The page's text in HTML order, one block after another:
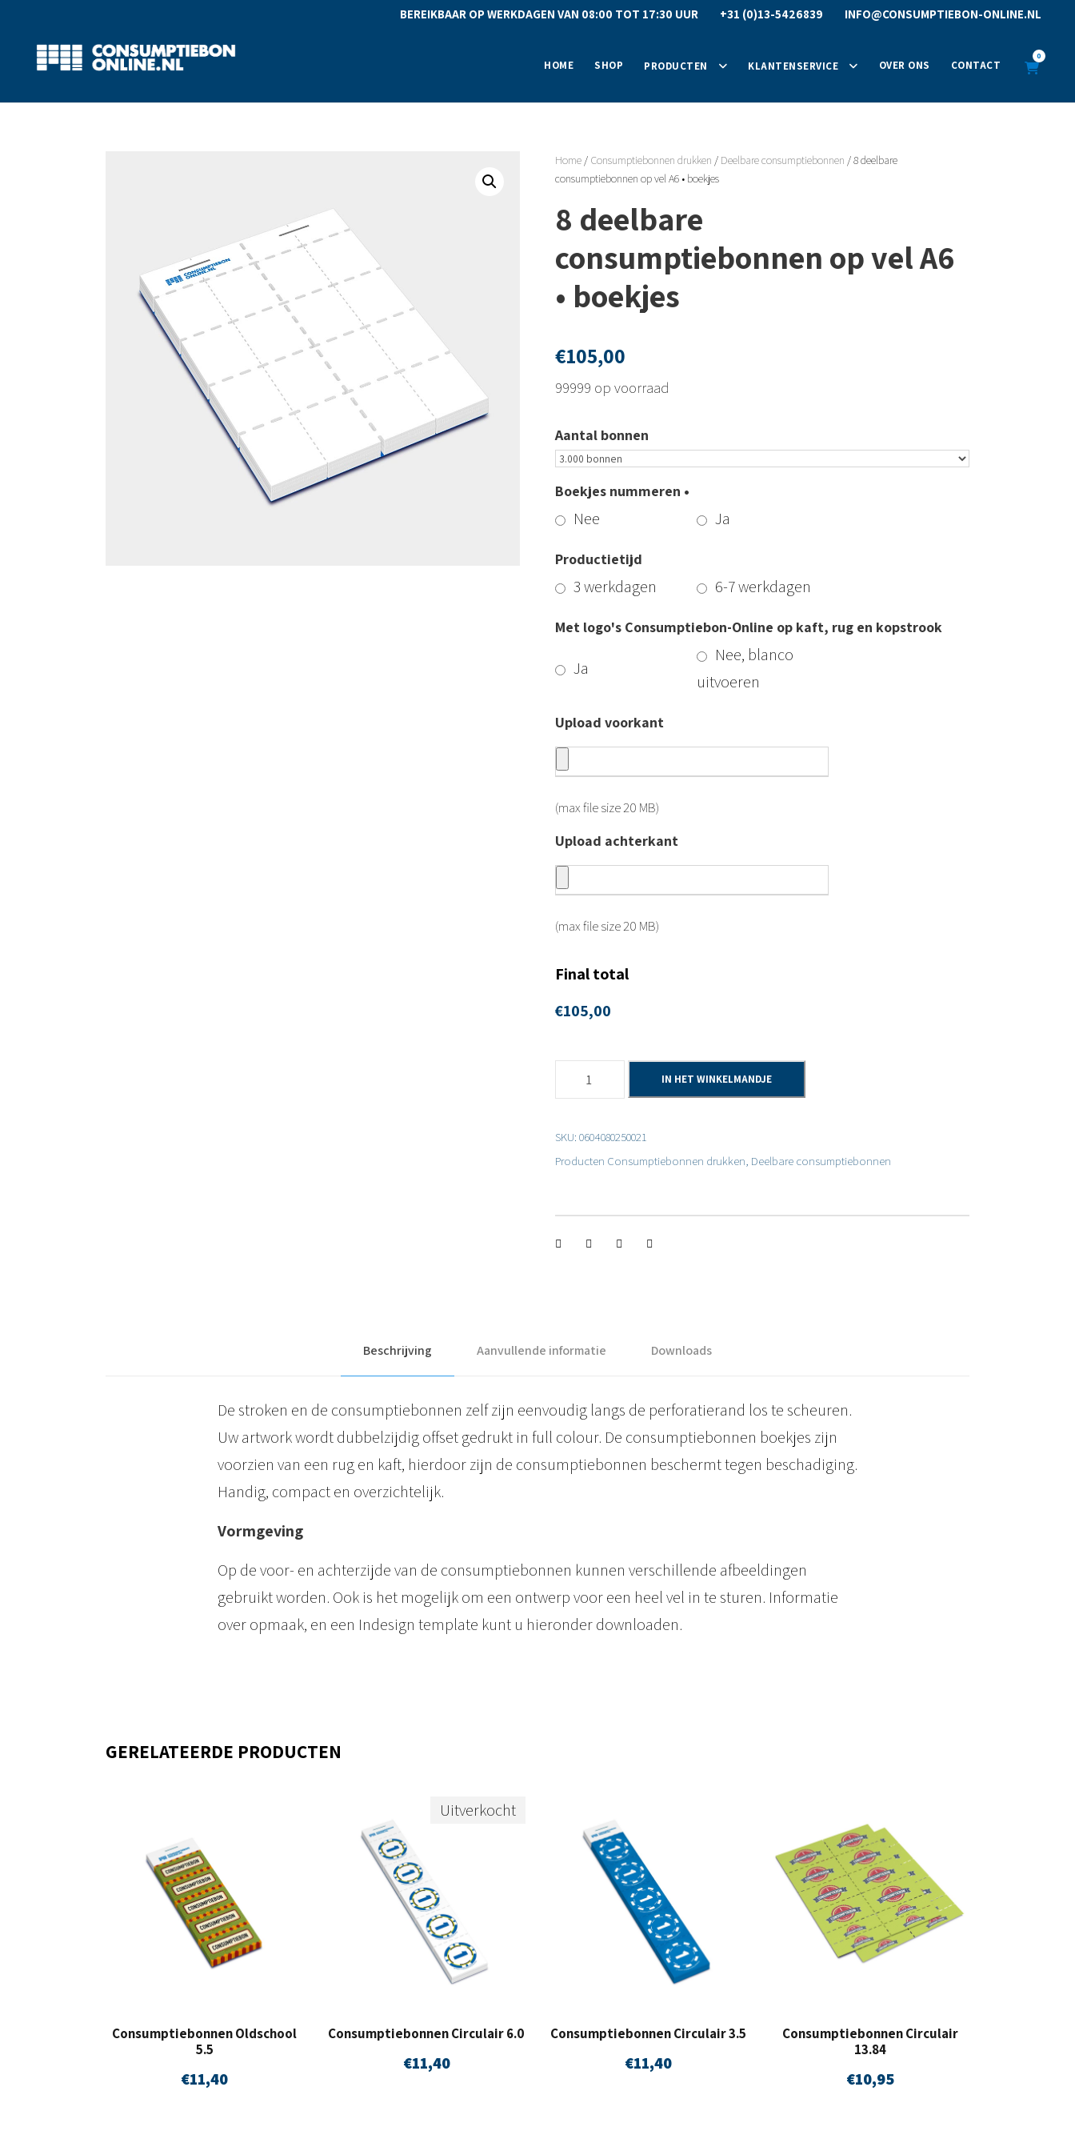
BEREIKBAAR OP WERKDAGEN VAN 08:00 TOT 17:30 UUR +31 (0)13-5426839 INFO@CONSUMPTIEBON-ONLINE.NL
HOME SHOP PRODUCTEN KLANTENSERVICE OVER ONS CONTACT
0
Home/ Consumptiebonnen drukken / Deelbare consumptiebonnen / 8 deelbare
consumptiebonnen op vel A6 • boekjes
8 deelbare
consumptiebonnen op vel A6
• boekjes
€105,00
99999 op voorraad
Aantal bonnen
Boekjes nummeren •
Nee Ja
Productietijd
3 werkdagen 6-7 werkdagen
Met logo's Consumptiebon-Online op kaft, rug en kopstrook
Ja
Nee, blanco
uitvoeren
Upload voorkant
(max file size 20 MB)
Upload achterkant
(max file size 20 MB)
Final total
€105,00
d
e
a
o
e
b
o
e
IN HET WINKELMANDJE
SKU: 0604080250021
Producten Consumptiebonnen drukken, Deelbare consumptiebonnen
Beschrijving Aanvullende informatie Downloads
De stroken en de consumptiebonnen zelf zijn eenvoudig langs de perforatierand los te scheuren.
Uw artwork wordt dubbelzijdig offset gedrukt in full colour. De consumptiebonnen boekjes zijn
voorzien van een rug en kaft, hierdoor zijn de consumptiebonnen beschermt tegen beschadiging.
Handig, compact en overzichtelijk.
Vormgeving
Op de voor- en achterzijde van de consumptiebonnen kunnen verschillende afbeeldingen
gebruikt worden. Ook is het mogelijk om een ontwerp voor een heel vel in te sturen. Informatie
over opmaak, en een Indesign template kunt u hieronder downloaden.
GERELATEERDE PRODUCTEN
Consumptiebonnen Oldschool
5.5
€11,40
Uitverkocht
Consumptiebonnen Circulair 6.0
€11,40
Consumptiebonnen Circulair 3.5
€11,40
Consumptiebonnen Circulair
13.84
€10,95